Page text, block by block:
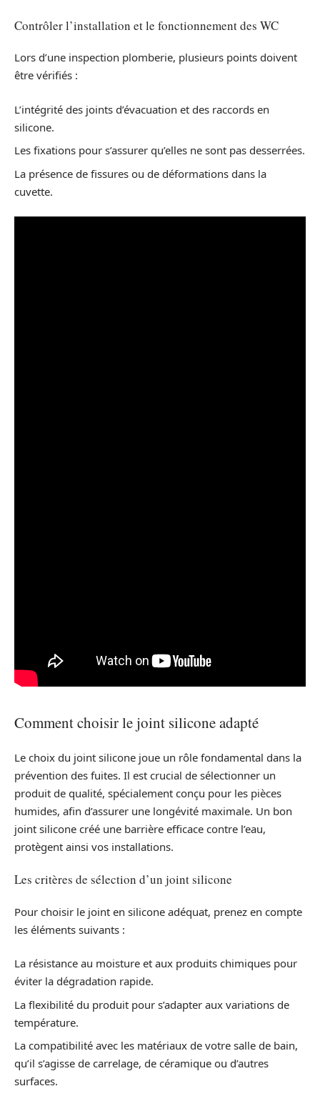
Contrôler l’installation et le fonctionnement des WC
Lors d’une inspection plomberie, plusieurs points doivent
être vérifiés :
L’intégrité des joints d’évacuation et des raccords en
silicone.
Les fixations pour s’assurer qu’elles ne sont pas desserrées.
La présence de fissures ou de déformations dans la
cuvette.
Comment choisir le joint silicone adapté
Le choix du joint silicone joue un rôle fondamental dans la
prévention des fuites. Il est crucial de sélectionner un
produit de qualité, spécialement conçu pour les pièces
humides, afin d’assurer une longévité maximale. Un bon
joint silicone créé une barrière efficace contre l’eau,
protègent ainsi vos installations.
Les critères de sélection d’un joint silicone
Pour choisir le joint en silicone adéquat, prenez en compte
les éléments suivants :
La résistance au moisture et aux produits chimiques pour
éviter la dégradation rapide.
La flexibilité du produit pour s’adapter aux variations de
température.
La compatibilité avec les matériaux de votre salle de bain,
qu’il s’agisse de carrelage, de céramique ou d’autres
surfaces.